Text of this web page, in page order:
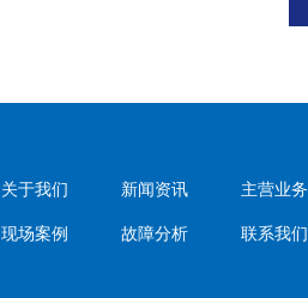
关于我们 新闻资讯 主营业务
现场案例 故障分析 联系我们